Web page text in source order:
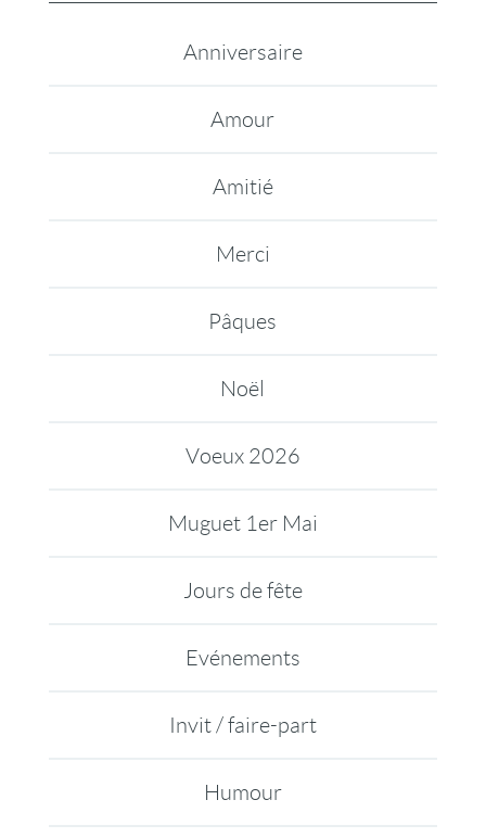
Anniversaire
Amour
Amitié
Merci
Pâques
Noël
Voeux 2026
Muguet 1er Mai
Jours de fête
Evénements
Invit / faire-part
Humour